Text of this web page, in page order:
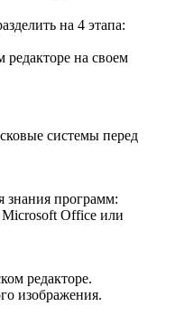
на 4 этапа:
на своем
системы перед
знания программ:
Microsoft Office или
редакторе.
изображения.